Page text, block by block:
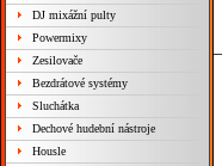
DJ mixážní pulty
Powermixy
Zesilovače
Bezdrátové systémy
Sluchátka
Dechové hudební nástroje
Housle